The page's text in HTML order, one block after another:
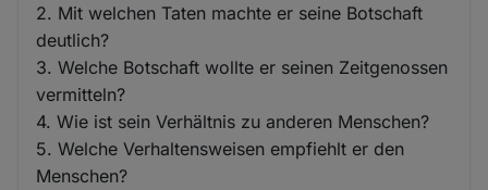
2. Mit welchen Taten machte er seine Botschaft
deutlich?
3. Welche Botschaft wollte er seinen Zeitgenossen
vermitteln?
4. Wie ist sein Verhältnis zu anderen Menschen?
5. Welche Verhaltensweisen empfiehlt er den
Menschen?